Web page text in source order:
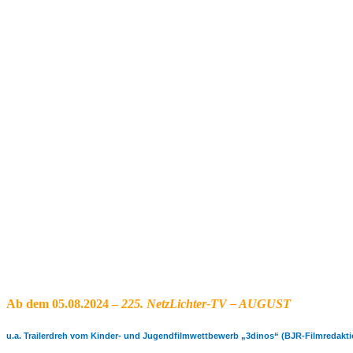
Ab dem 05.08.2024–225. NetzLichter-TV – AUGUST
u.a. Trailerdreh vom Kinder- und Jugendfilmwettbewerb „3dinos“ (BJR-